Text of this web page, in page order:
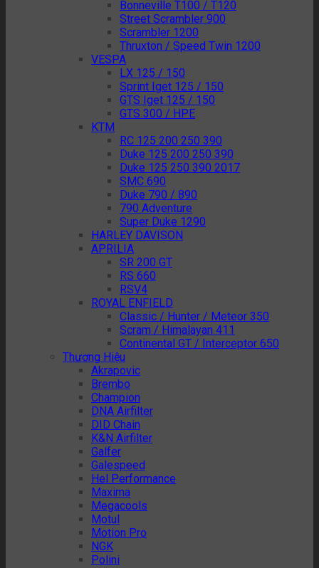
Bonneville T100 / T120
Street Scrambler 900
Scrambler 1200
Thruxton / Speed Twin 1200
VESPA
LX 125 / 150
Sprint Iget 125 / 150
GTS Iget 125 / 150
GTS 300 / HPE
KTM
RC 125 200 250 390
Duke 125 200 250 390
Duke 125 250 390 2017
SMC 690
Duke 790 / 890
790 Adventure
Super Duke 1290
HARLEY DAVISON
APRILIA
SR 200 GT
RS 660
RSV4
ROYAL ENFIELD
Classic / Hunter / Meteor 350
Scram / Himalayan 411
Continental GT / Interceptor 650
Thương Hiệu
Akrapovic
Brembo
Champion
DNA Airfilter
DID Chain
K&N Airfilter
Galfer
Galespeed
Hel Performance
Maxima
Megacools
Motul
Motion Pro
NGK
Polini